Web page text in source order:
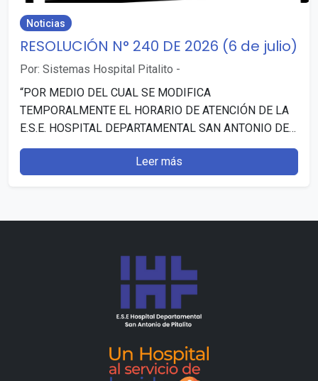
Noticias
RESOLUCIÓN N° 240 DE 2026 (6 de julio)
Por: Sistemas Hospital Pitalito -
“POR MEDIO DEL CUAL SE MODIFICA
TEMPORALMENTE EL HORARIO DE ATENCIÓN DE LA
E.S.E. HOSPITAL DEPARTAMENTAL SAN ANTONIO DE
PITALITO (HUILA)”. Publicado: 7 julio, 2026…
Leer más